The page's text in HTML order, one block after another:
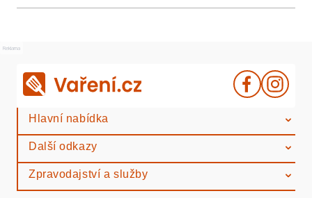
Reklama
Hlavní nabídka
Další odkazy
Zpravodajství a služby